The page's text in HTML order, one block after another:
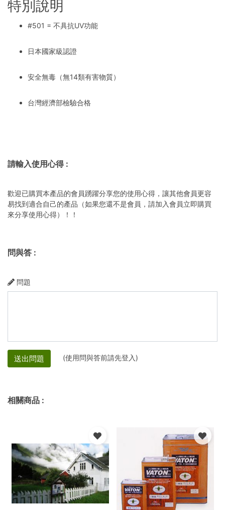
特別說明
#501 = 不具抗UV功能
日本國家級認證
安全無毒（無14類有害物質）
台灣經濟部檢驗合格
請輸入使用心得:
歡迎已購買本產品的會員踴躍分享您的使用心得，讓其他會員更容
易找到適合自己的產品（如果您還不是會員，請加入會員立即購買
來分享使用心得）！！
問與答 :
問題
送出問題 (使用問與答前請先登入)
相關商品 :